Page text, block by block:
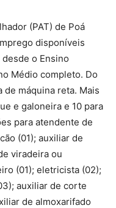
(PAT) de Poá
disponíveis
o Ensino
Médio completo. Do
de máquina reta. Mais
e galoneira e 10 para
para atendente de
(01); auxiliar de
viradeira ou
(01); eletricista (02);
auxiliar de corte
de almoxarifado